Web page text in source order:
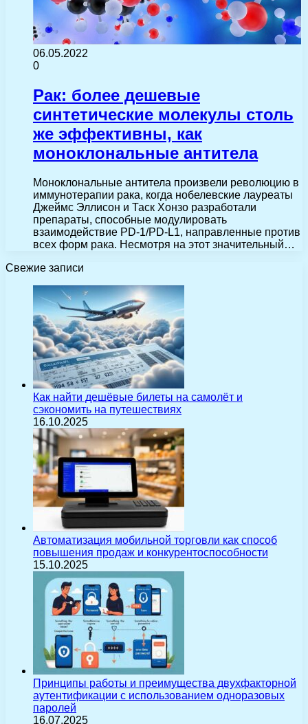
06.05.2022
0
Рак: более дешевые
синтетические молекулы столь
же эффективны, как
моноклональные антитела
Моноклональные антитела произвели революцию в
иммунотерапии рака, когда нобелевские лауреаты
Джеймс Эллисон и Таск Хонзо разработали
препараты, способные модулировать
взаимодействие PD-1/PD-L1, направленные против
всех форм рака. Несмотря на этот значительный…
Свежие записи
Как найти дешёвые билеты на самолёт и
сэкономить на путешествиях
16.10.2025
Автоматизация мобильной торговли как способ
повышения продаж и конкурентоспособности
15.10.2025
Принципы работы и преимущества двухфакторной
аутентификации с использованием одноразовых
паролей
16.07.2025